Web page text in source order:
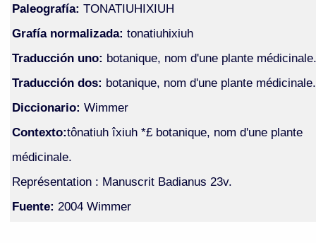
Paleografía: TONATIUHIXIUH
Grafía normalizada: tonatiuhixiuh
Traducción uno: botanique, nom d'une plante médicinale.
Traducción dos: botanique, nom d'une plante médicinale.
Diccionario: Wimmer
Contexto:tônatiuh îxiuh *£ botanique, nom d'une plante
médicinale.
Représentation : Manuscrit Badianus 23v.
Fuente: 2004 Wimmer